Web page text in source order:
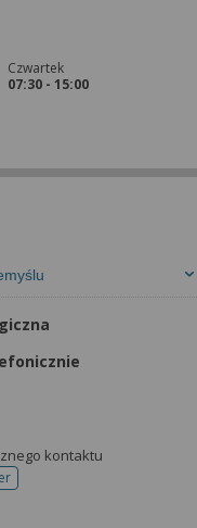
Czwartek
07:30 - 15:00
kontaktu
do rejestracji